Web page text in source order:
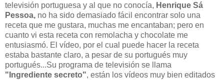
televisión portuguesa y al que no conocía, Henrique Sá
Pessoa, no ha sido demasiado fácil encontrar solo una
receta que me gustara, muchas me encantaban; pero en
cuanto vi esta receta con remolacha y chocolate me
entusiasmó. El vídeo, por el cual puede hacer la receta
estaba bastante claro, a pesar de su portugués muy
portugués...Su programa de televisión se llama
"Ingrediente secreto", están los vídeos muy bien editados